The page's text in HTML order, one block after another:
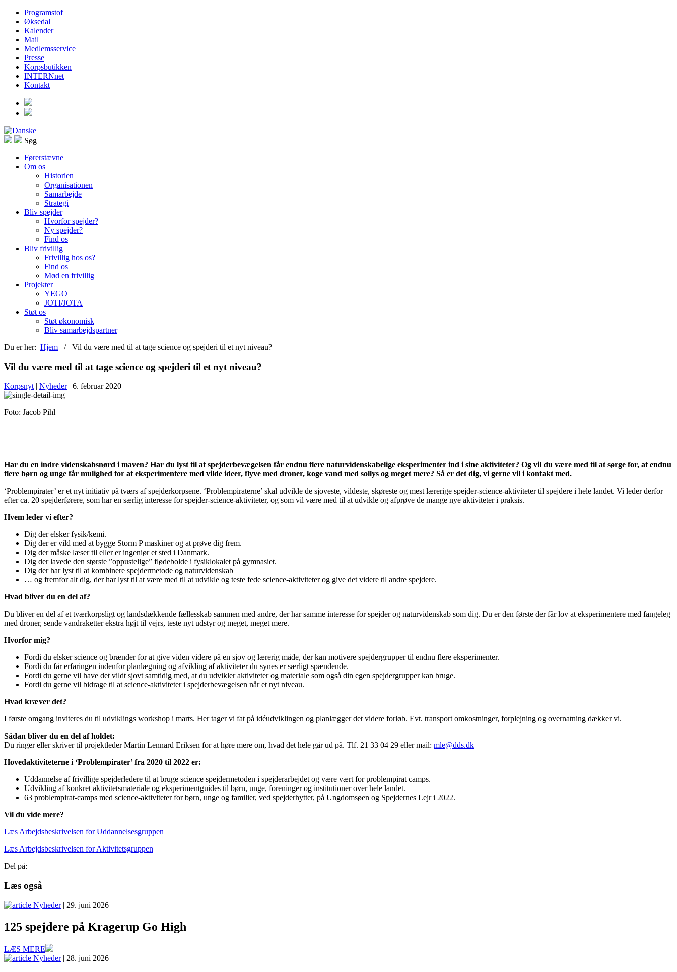
Programstof
Øksedal
Kalender
Mail
Medlemsservice
Presse
Korpsbutikken
INTERNnet
Kontakt
Søg
Førerstævne
Om os
Historien
Organisationen
Samarbejde
Strategi
Bliv spejder
Hvorfor spejder?
Ny spejder?
Find os
Bliv frivillig
Frivillig hos os?
Find os
Mød en frivillig
Projekter
YEGO
JOTI/JOTA
Støt os
Støt økonomisk
Bliv samarbejdspartner
Du er her: Hjem / Vil du være med til at tage science og spejderi til et nyt niveau?
Vil du være med til at tage science og spejderi til et nyt niveau?
Korpsnyt| Nyheder| 6. februar 2020
Foto: Jacob Pihl
Har du en indre videnskabsnørd i maven? Har du lyst til at spejderbevægelsen får endnu flere naturvidenskabelige eksperimenter ind i sine aktiviteter? Og vil du være med til at sørge for, at endnu
flere børn og unge får mulighed for at eksperimentere med vilde ideer, flyve med droner, koge vand med sollys og meget mere? Så er det dig, vi gerne vil i kontakt med.
‘Problempirater’ er et nyt initiativ på tværs af spejderkorpsene. ‘Problempiraterne’ skal udvikle de sjoveste, vildeste, skøreste og mest lærerige spejder-science-aktiviteter til spejdere i hele landet. Vi leder derfor
efter ca. 20 spejderførere, som har en særlig interesse for spejder-science-aktiviteter, og som vil være med til at udvikle og afprøve de mange nye aktiviteter i praksis.
Hvem leder vi efter?
Dig der elsker fysik/kemi.
Dig der er vild med at bygge Storm P maskiner og at prøve dig frem.
Dig der måske læser til eller er ingeniør et sted i Danmark.
Dig der lavede den største ”oppustelige” flødebolde i fysiklokalet på gymnasiet.
Dig der har lyst til at kombinere spejdermetode og naturvidenskab
… og fremfor alt dig, der har lyst til at være med til at udvikle og teste fede science-aktiviteter og give det videre til andre spejdere.
Hvad bliver du en del af?
Du bliver en del af et tværkorpsligt og landsdækkende fællesskab sammen med andre, der har samme interesse for spejder og naturvidenskab som dig. Du er den første der får lov at eksperimentere med fangeleg
med droner, sende vandraketter ekstra højt til vejrs, teste nyt udstyr og meget, meget mere.
Hvorfor mig?
Fordi du elsker science og brænder for at give viden videre på en sjov og lærerig måde, der kan motivere spejdergrupper til endnu flere eksperimenter.
Fordi du får erfaringen indenfor planlægning og afvikling af aktiviteter du synes er særligt spændende.
Fordi du gerne vil have det vildt sjovt samtidig med, at du udvikler aktiviteter og materiale som også din egen spejdergrupper kan bruge.
Fordi du gerne vil bidrage til at science-aktiviteter i spejderbevægelsen når et nyt niveau.
Hvad kræver det?
I første omgang inviteres du til udviklings workshop i marts. Her tager vi fat på idéudviklingen og planlægger det videre forløb. Evt. transport omkostninger, forplejning og overnatning dækker vi.
Sådan bliver du en del af holdet:
Du ringer eller skriver til projektleder Martin Lennard Eriksen for at høre mere om, hvad det hele går ud på. Tlf. 21 33 04 29 eller mail: mle@dds.dk
Hovedaktiviteterne i ‘Problempirater’ fra 2020 til 2022 er:
Uddannelse af frivillige spejderledere til at bruge science spejdermetoden i spejderarbejdet og være vært for problempirat camps.
Udvikling af konkret aktivitetsmateriale og eksperimentguides til børn, unge, foreninger og institutioner over hele landet.
63 problempirat-camps med science-aktiviteter for børn, unge og familier, ved spejderhytter, på Ungdomsøen og Spejdernes Lejr i 2022.
Vil du vide mere?
Læs Arbejdsbeskrivelsen for Uddannelsesgruppen
Læs Arbejdsbeskrivelsen for Aktivitetsgruppen
Del på:
Læs også
Nyheder| 29. juni 2026
125 spejdere på Kragerup Go High
LÆS MERE
Nyheder| 28. juni 2026